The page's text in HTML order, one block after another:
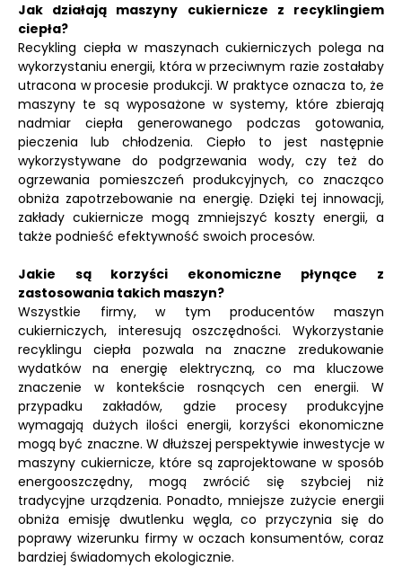
Jak działają maszyny cukiernicze z recyklingiem
ciepła?
Recykling ciepła w maszynach cukierniczych polega na
wykorzystaniu energii, która w przeciwnym razie zostałaby
utracona w procesie produkcji. W praktyce oznacza to, że
maszyny te są wyposażone w systemy, które zbierają
nadmiar ciepła generowanego podczas gotowania,
pieczenia lub chłodzenia. Ciepło to jest następnie
wykorzystywane do podgrzewania wody, czy też do
ogrzewania pomieszczeń produkcyjnych, co znacząco
obniża zapotrzebowanie na energię. Dzięki tej innowacji,
zakłady cukiernicze mogą zmniejszyć koszty energii, a
także podnieść efektywność swoich procesów.
Jakie są korzyści ekonomiczne płynące z
zastosowania takich maszyn?
Wszystkie firmy, w tym producentów maszyn
cukierniczych, interesują oszczędności. Wykorzystanie
recyklingu ciepła pozwala na znaczne zredukowanie
wydatków na energię elektryczną, co ma kluczowe
znaczenie w kontekście rosnących cen energii. W
przypadku zakładów, gdzie procesy produkcyjne
wymagają dużych ilości energii, korzyści ekonomiczne
mogą być znaczne. W dłuższej perspektywie inwestycje w
maszyny cukiernicze, które są zaprojektowane w sposób
energooszczędny, mogą zwrócić się szybciej niż
tradycyjne urządzenia. Ponadto, mniejsze zużycie energii
obniża emisję dwutlenku węgla, co przyczynia się do
poprawy wizerunku firmy w oczach konsumentów, coraz
bardziej świadomych ekologicznie.